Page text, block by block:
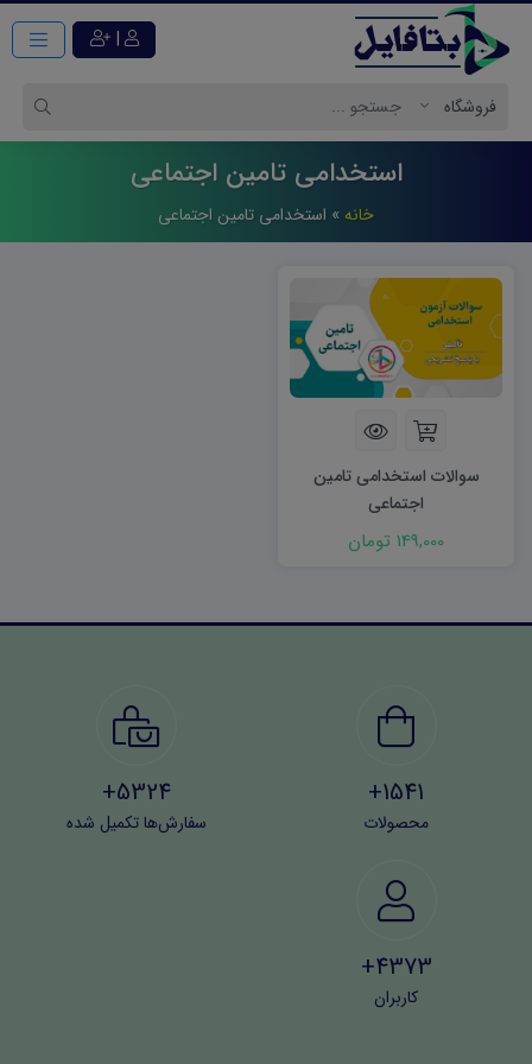
|
استخدامی تامین اجتماعی
خانه » استخدامی تامین اجتماعی
سوالات استخدامی تامین
اجتماعی
149,000 تومان
1541+
محصولات
5324+
سفارش‌ها تکمیل شده
4373+
کاربران